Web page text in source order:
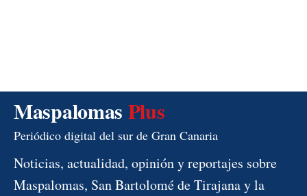
Maspalomas Plus
Periódico digital del sur de Gran Canaria
Noticias, actualidad, opinión y reportajes sobre
Maspalomas, San Bartolomé de Tirajana y la